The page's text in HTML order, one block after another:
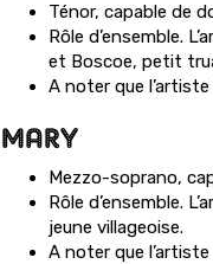
Ténor, capable de
Rôle d’ensemble.
et Boscoe, petit
A noter que
MARY
Mezzo-soprano,
Rôle d’ensemble.
jeune villageoise.
A noter que